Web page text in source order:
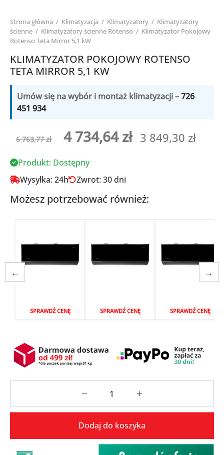
Strona główna / Klimatyzacja / Klimatyzatory / Klimatyzatory
ścienne / Klimatyzatory ścienne Rotenso / Klimatyzator Pokojowy
Rotenso Teta Mirror 5,1 kW
KLIMATYZATOR POKOJOWY ROTENSO
TETA MIRROR 5,1 KW
Umów się na wybór i montaż klimatyzacji –726
451 934
6 763,77zł
Pierwotna
cena
wynosiła:
6
4 734,64złAktualna
4
3 849,30zł
Produkt: Dostępny
Wysyłka: 24h
Zwrot: 30 dni
Możesz potrzebować również:
←
SPRAWDŹ CENĘ SPRAWDŹ CENĘ SPRAWDŹ CENĘ
→
Dodaj do koszyka